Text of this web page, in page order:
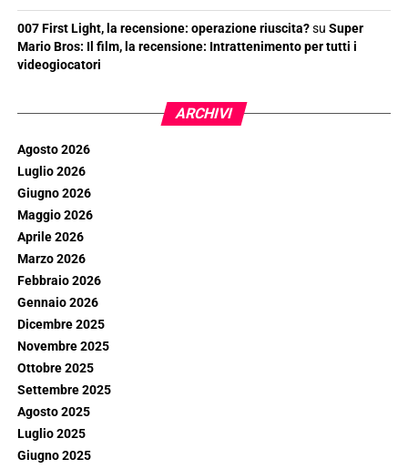
007 First Light, la recensione: operazione riuscita?su Super
Mario Bros: Il film, la recensione: Intrattenimento per tutti i
videogiocatori
ARCHIVI
Agosto 2026
Luglio 2026
Giugno 2026
Maggio 2026
Aprile 2026
Marzo 2026
Febbraio 2026
Gennaio 2026
Dicembre 2025
Novembre 2025
Ottobre 2025
Settembre 2025
Agosto 2025
Luglio 2025
Giugno 2025